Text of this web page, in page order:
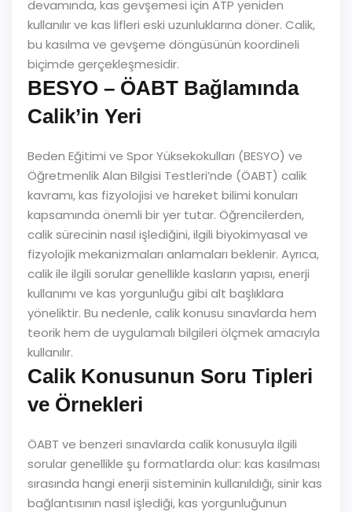
devamında, kas gevşemesi için ATP yeniden
kullanılır ve kas lifleri eski uzunluklarına döner. Calik,
bu kasılma ve gevşeme döngüsünün koordineli
biçimde gerçekleşmesidir.
BESYO – ÖABT Bağlamında
Calik’in Yeri
Beden Eğitimi ve Spor Yüksekokulları (BESYO) ve
Öğretmenlik Alan Bilgisi Testleri’nde (ÖABT) calik
kavramı, kas fizyolojisi ve hareket bilimi konuları
kapsamında önemli bir yer tutar. Öğrencilerden,
calik sürecinin nasıl işlediğini, ilgili biyokimyasal ve
fizyolojik mekanizmaları anlamaları beklenir. Ayrıca,
calik ile ilgili sorular genellikle kasların yapısı, enerji
kullanımı ve kas yorgunluğu gibi alt başlıklara
yöneliktir. Bu nedenle, calik konusu sınavlarda hem
teorik hem de uygulamalı bilgileri ölçmek amacıyla
kullanılır.
Calik Konusunun Soru Tipleri
ve Örnekleri
ÖABT ve benzeri sınavlarda calik konusuyla ilgili
sorular genellikle şu formatlarda olur: kas kasılması
sırasında hangi enerji sisteminin kullanıldığı, sinir kas
bağlantısının nasıl işlediği, kas yorgunluğunun